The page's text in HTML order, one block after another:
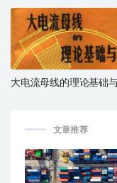
版）
大电流母线的理论基础
文章推荐